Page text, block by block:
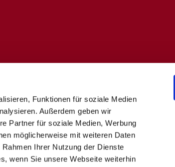
Funktionen für soziale Medien
Außerdem geben wir
Partner für soziale Medien, Werbung
möglicherweise mit weiteren Daten
Ihrer Nutzung der Dienste
wenn Sie unsere Webseite weiterhin